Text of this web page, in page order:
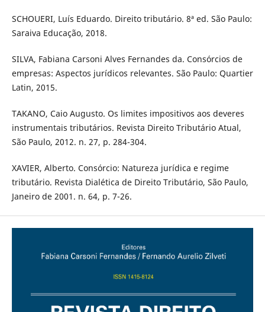
SCHOUERI, Luís Eduardo. Direito tributário. 8ª ed. São Paulo:
Saraiva Educação, 2018.
SILVA, Fabiana Carsoni Alves Fernandes da. Consórcios de
empresas: Aspectos jurídicos relevantes. São Paulo: Quartier
Latin, 2015.
TAKANO, Caio Augusto. Os limites impositivos aos deveres
instrumentais tributários. Revista Direito Tributário Atual,
São Paulo, 2012. n. 27, p. 284-304.
XAVIER, Alberto. Consórcio: Natureza jurídica e regime
tributário. Revista Dialética de Direito Tributário, São Paulo,
Janeiro de 2001. n. 64, p. 7-26.